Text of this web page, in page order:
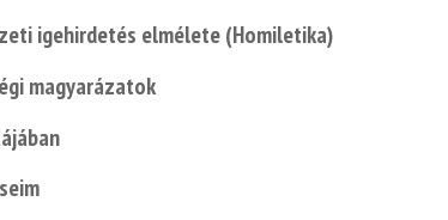
igehirdetés elmélete (Homiletika)
magyarázatok